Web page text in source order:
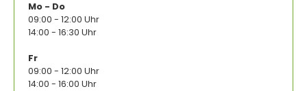
Mo - Do
09:00 - 12:00 Uhr
14:00 - 16:30 Uhr
Fr
09:00 - 12:00 Uhr
14:00 - 16:00 Uhr